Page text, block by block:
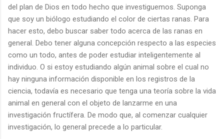
del plan de Dios en todo hecho que investiguemos. Suponga
que soy un biólogo estudiando el color de ciertas ranas. Para
hacer esto, debo buscar saber todo acerca de las ranas en
general. Debo tener alguna concepción respecto a las especies
como un todo, antes de poder estudiar inteligentemente al
individuo. O si estoy estudiando algún animal sobre el cual no
hay ninguna información disponible en los registros de la
ciencia, todavía es necesario que tenga una teoría sobre la vida
animal en general con el objeto de lanzarme en una
investigación fructífera. De modo que, al comenzar cualquier
investigación, lo general precede a lo particular.